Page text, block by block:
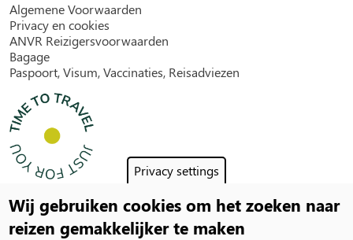
Privacy settings
Wij gebruiken cookies om het zoeken naar
reizen gemakkelijker te maken
Algemene Voorwaarden
Privacy en cookies
ANVR Reizigersvoorwaarden
Bagage
Paspoort, Visum, Vaccinaties, Reisadviezen
Social